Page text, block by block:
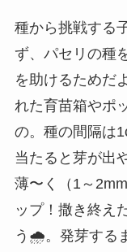
種から挑戦する
ず、パセリの種
を助けるためだ
れた育苗箱やポ
の。種の間隔は
当たると芽が出
薄〜く（1～
ップ！撒き終え
う🌧️。発芽する